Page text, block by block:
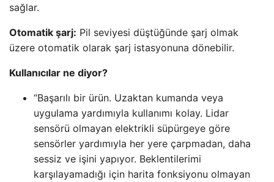
sağlar.
Otomatik şarj: Pil seviyesi düştüğünde şarj olmak
üzere otomatik olarak şarj istasyonuna dönebilir.
Kullanıcılar ne diyor?
“Başarılı bir ürün. Uzaktan kumanda veya
uygulama yardımıyla kullanımı kolay. Lidar
sensörü olmayan elektrikli süpürgeye göre
sensörler yardımıyla her yere çarpmadan, daha
sessiz ve işini yapıyor. Beklentilerimi
karşılayamadığı için harita fonksiyonu olmayan